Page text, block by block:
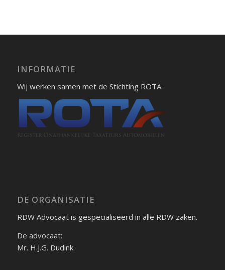
INFORMATIE
Wij werken samen met de Stichting ROTA.
DE ORGANISATIE
RDW Advocaat is gespecialiseerd in alle RDW zaken.
De advocaat:
Mr. H.J.G. Dudink.